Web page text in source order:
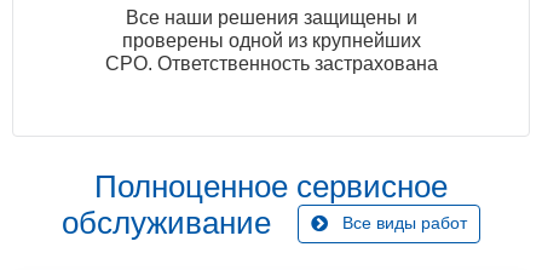
Все наши решения защищены и
проверены одной из крупнейших
СРО. Ответственность застрахована
Полноценное сервисное
обслуживание
Все виды работ